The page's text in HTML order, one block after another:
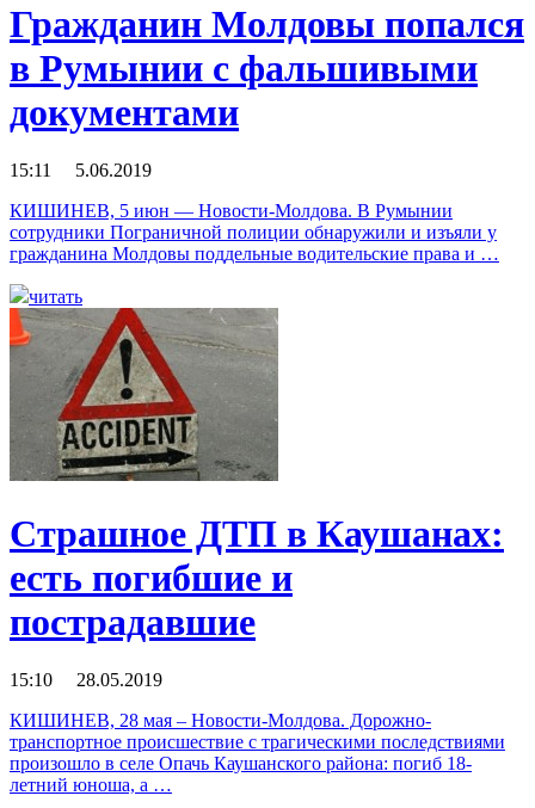
Гражданин Молдовы попался
в Румынии с фальшивыми
документами
15:11 5.06.2019
КИШИНЕВ, 5 июн — Новости-Молдова. В Румынии
сотрудники Пограничной полиции обнаружили и изъяли у
гражданина Молдовы поддельные водительские права и …
читать
Страшное ДТП в Каушанах:
есть погибшие и
пострадавшие
15:10 28.05.2019
КИШИНЕВ, 28 мая – Новости-Молдова. Дорожно-
транспортное происшествие с трагическими последствиями
произошло в селе Опачь Каушанского района: погиб 18-
летний юноша, а …